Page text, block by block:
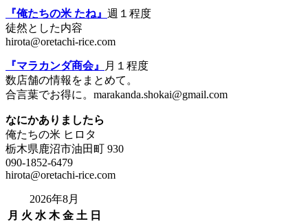
『俺たちの米 たね』 週１程度
徒然とした内容
hirota@oretachi-rice.com
『マラカンダ商会』
月１程度
数店舗の情報をまとめて。
合言葉でお得に。marakanda.shokai@gmail.com
なにかありましたら
俺たちの米 ヒロタ
栃木県鹿沼市油田町 930
090-1852-6479
hirota@oretachi-rice.com
2026年8月
月 火 水 木 金 土 日